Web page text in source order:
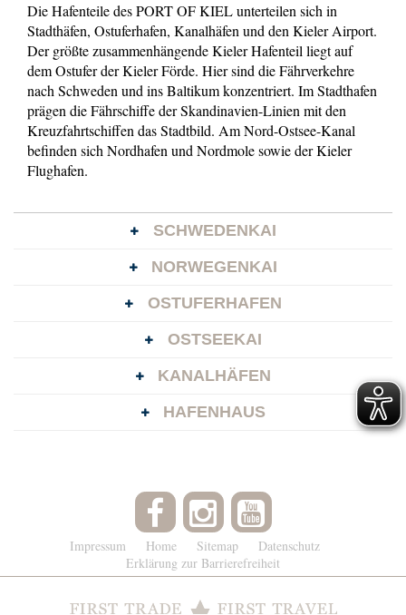
Die Hafenteile des PORT OF KIEL unterteilen sich in
Stadthäfen, Ostuferhafen, Kanalhäfen und den Kieler Airport.
Der größte zusammenhängende Kieler Hafenteil liegt auf
dem Ostufer der Kieler Förde. Hier sind die Fährverkehre
nach Schweden und ins Baltikum konzentriert. Im Stadthafen
prägen die Fährschiffe der Skandinavien-Linien mit den
Kreuzfahrtschiffen das Stadtbild. Am Nord-Ostsee-Kanal
befinden sich Nordhafen und Nordmole sowie der Kieler
Flughafen.
SCHWEDENKAI
NORWEGENKAI
OSTUFERHAFEN
OSTSEEKAI
KANALHÄFEN
HAFENHAUS
Impressum Home Sitemap
Datenschutz
Erklärung zur Barrierefreiheit